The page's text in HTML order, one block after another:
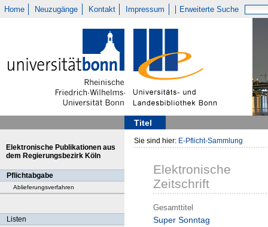
Home Neuzugänge Kontakt Impressum Erweiterte Suche
Titel
Elektronische Publikationen aus
dem Regierungsbezirk Köln
Pflichtabgabe
Ablieferungsverfahren
Listen
Sie sind hier: E-Pflicht-Sammlung
Elektronische
Zeitschrift
Gesamttitel
Super Sonntag